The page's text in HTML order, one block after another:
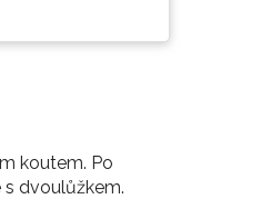
koutem. Po
dvoulůžkem.